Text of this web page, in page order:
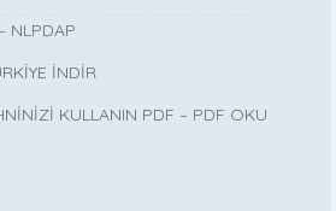
NLPDAP
İNDİR
KULLANIN PDF – PDF OKU